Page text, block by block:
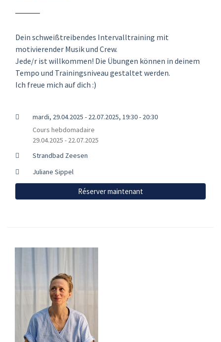
Dein schweißtreibendes Intervalltraining mit
motivierender Musik und Crew.
Jede/r ist willkommen! Die Übungen können in deinem
Tempo und Trainingsniveau gestaltet werden.
Ich freue mich auf dich :)
mardi, 29.04.2025 - 22.07.2025, 19:30 - 20:30
Cours hebdomadaire
29.04.2025 - 22.07.2025
Strandbad Zeesen
Juliane Sippel
Réserver maintenant